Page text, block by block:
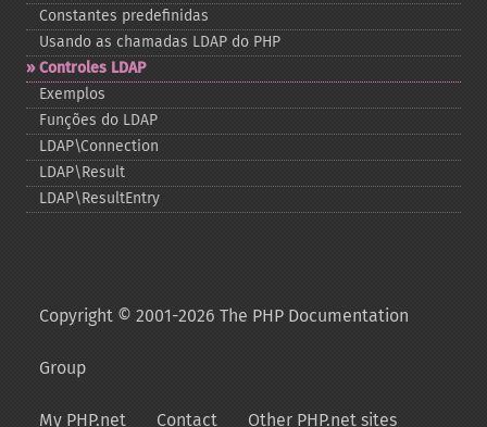
Constantes predefinidas
Usando as chamadas LDAP do PHP
Controles LDAP
Exemplos
Funções do LDAP
LDAP\Connection
LDAP\Result
LDAP\ResultEntry
Copyright © 2001-2026 The PHP Documentation
Group
My PHP.net Contact Other PHP.net sites